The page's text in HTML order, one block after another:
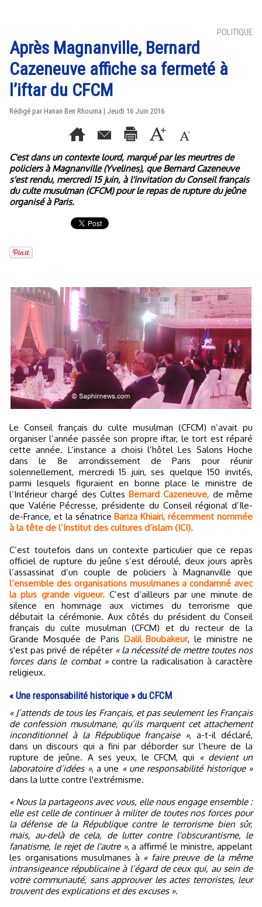
POLITIQUE
Après Magnanville, Bernard
Cazeneuve affiche sa fermeté à
l’iftar du CFCM
Rédigé par Hanan Ben Rhouma | Jeudi 16 Juin 2016
C'est dans un contexte lourd, marqué par les meurtres de
policiers à Magnanville (Yvelines), que Bernard Cazeneuve
s'est rendu, mercredi 15 juin, à l'invitation du Conseil français
du culte musulman (CFCM) pour le repas de rupture du jeûne
organisé à Paris.
Le Conseil français du culte musulman (CFCM) n’avait pu
organiser l’année passée son propre iftar, le tort est réparé
cette année. L’instance a choisi l’hôtel Les Salons Hoche
dans le 8e arrondissement de Paris pour réunir
solennellement, mercredi 15 juin, ses quelque 150 invités,
parmi lesquels figuraient en bonne place le ministre de
l’Intérieur chargé des Cultes Bernard Cazeneuve, de même
que Valérie Pécresse, présidente du Conseil régional d’Ile-
de-France, et la sénatrice Bariza Khiairi, récemment nommée
à la tête de l’Institut des cultures d’islam (ICI).
C’est toutefois dans un contexte particulier que ce repas
officiel de rupture du jeûne s’est déroulé, deux jours après
l’assassinat d’un couple de policiers à Magnanville que
l’ensemble des organisations musulmanes a condamné avec
la plus grande vigueur. C’est d’ailleurs par une minute de
silence en hommage aux victimes du terrorisme que
débutait la cérémonie. Aux côtés du président du Conseil
français du culte musulman (CFCM) et du recteur de la
Grande Mosquée de Paris Dalil Boubakeur, le ministre ne
s'est pas privé de répéter « la nécessité de mettre toutes nos
forces dans le combat »contre la radicalisation à caractère
religieux.
« Une responsabilité historique » du CFCM
« J’attends de tous les Français, et pas seulement les Français
de confession musulmane, qu’ils marquent cet attachement
inconditionnel à la République française », a-t-il déclaré,
dans un discours qui a fini par déborder sur l’heure de la
rupture de jeûne. A ses yeux, le CFCM, qui
« devient un
laboratoire d’idées », a une « une responsabilité historique »
dans la lutte contre l'extrémisme.
« Nous la partageons avec vous, elle nous engage ensemble :
elle est celle de continuer à militer de toutes nos forces pour
la défense de la République contre le terrorisme bien sûr,
mais, au-delà de cela, de lutter contre l'obscurantisme, le
fanatisme, le rejet de l'autre », a affirmé le ministre, appelant
les organisations musulmanes à « faire preuve de la même
intransigeance républicaine à l’égard de ceux qui, au sein de
votre communauté, sans approuver les actes terroristes, leur
trouvent des explications et des excuses ».